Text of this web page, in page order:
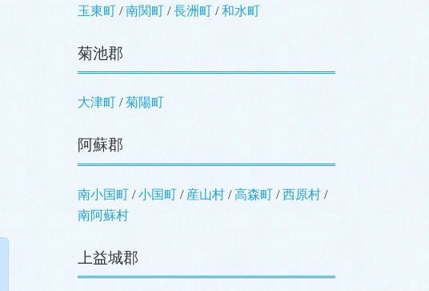
玉東町 南関町 長洲町 和水町
菊池郡
大津町 菊陽町
阿蘇郡
南小国町 小国町 産山村 高森町
西原村
南阿蘇村
上益城郡